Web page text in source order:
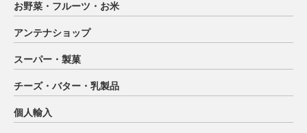
お野菜・フルーツ・お米
アンテナショップ
スーパー・製菓
チーズ・バター・乳製品
個人輸入